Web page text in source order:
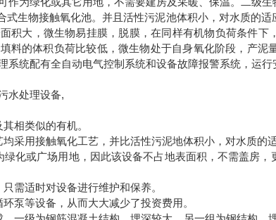
式生物接触氧化池。并且活性污泥池体积小，对水质的
积大，微生物易挂膜，脱膜，在同样有机物负荷条件
料的体积负荷比较低，微生物处于自身氧化阶段，产泥
系统配有全自动电气控制系统和设备故障报警系统，运
水处理设备,
相类似的有机。
均采用接触氧化工艺，并比活性污泥地体积小，对水质的
绿化或广场用地，因此该设备不占地表面积，不需盖房
需适时对设备进行维护和保养。
泵等设备，从而大大减少了投资费用。